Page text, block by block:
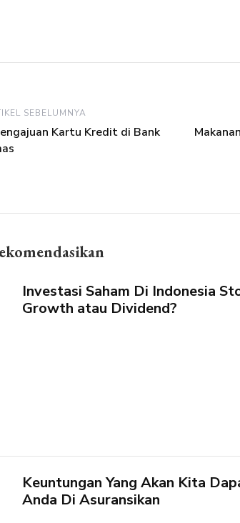
SEBELUMNYA
Kartu Kredit di Bank
Investasi Saham Di Indonesia
Growth atau Dividend?
Keuntungan Yang Akan Kita
Anda Di Asuransikan